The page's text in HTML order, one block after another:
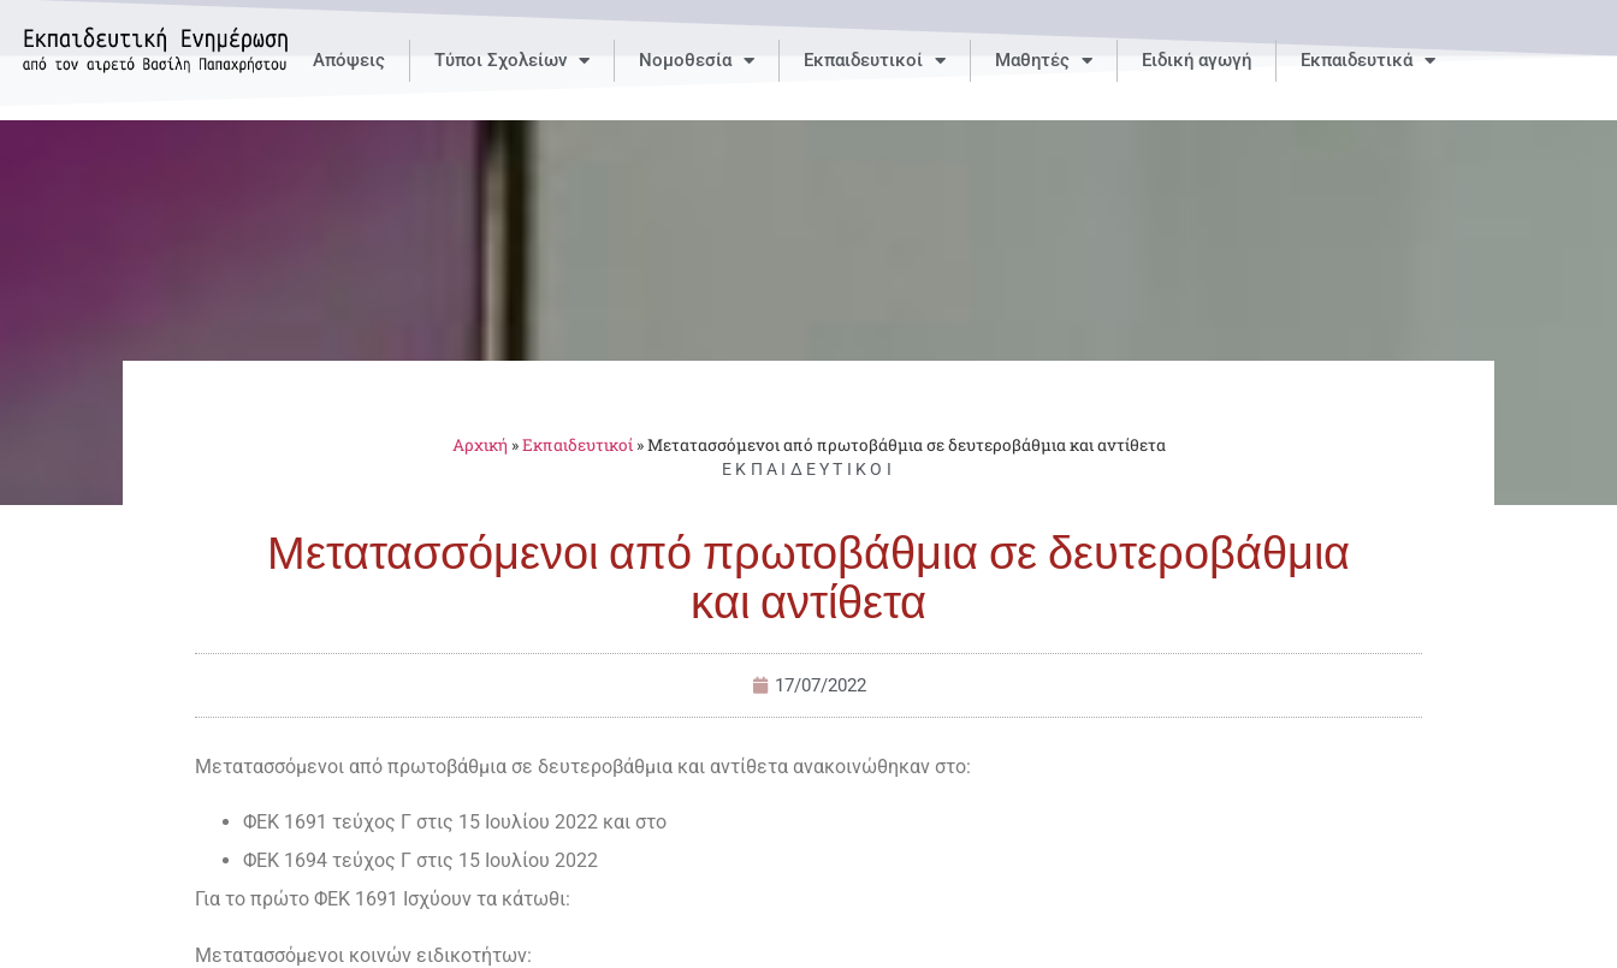
Απόψεις Τύποι Σχολείων Νομοθεσία Εκπαιδευτικοί Μαθητές Ειδική αγωγή Εκπαιδευτικά
Αρχική »Εκπαιδευτικοί»Μετατασσόμενοι από πρωτοβάθμια σε δευτεροβάθμια και αντίθετα
ΕΚΠΑΙΔΕΥΤΙΚΟΊ
Μετατασσόμενοι από πρωτοβάθμια σε δευτεροβάθμια
και αντίθετα
17/07/2022
Μετατασσόμενοι από πρωτοβάθμια σε δευτεροβάθμια και αντίθετα ανακοινώθηκαν στο:
ΦΕΚ 1691 τεύχος Γ στις 15 Ιουλίου 2022 και στο
ΦΕΚ 1694 τεύχος Γ στις 15 Ιουλίου 2022
Για το πρώτο ΦΕΚ 1691 Ισχύουν τα κάτωθι:
Μετατασσόμενοι κοινών ειδικοτήτων: